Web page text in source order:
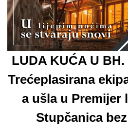
LUDA KUĆA U BH.
Trećeplasirana
a ušla u Premijer
Stupčanica